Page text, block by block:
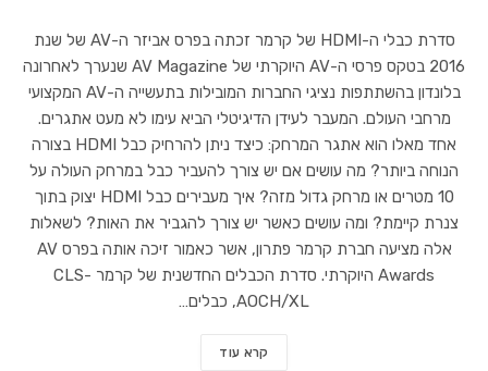
סדרת כבלי ה-HDMI של קרמר זכתה בפרס אביזר ה-AV של שנת
2016 בטקס פרסי ה-AV היוקרתי של AV Magazine שנערך לאחרונה
בלונדון בהשתתפות נציגי החברות המובילות בתעשייה ה-AV המקצועי
מרחבי העולם. המעבר לעידן הדיגיטלי הביא עימו לא מעט אתגרים.
אחד מאלו הוא אתגר המרחק: כיצד ניתן להרחיק כבל HDMI בצורה
הנוחה ביותר? מה עושים אם יש צורך להעביר כבל במרחק העולה על
10 מטרים או מרחק גדול מזה? איך מעבירים כבל HDMI יצוק בתוך
צנרת קיימת? ומה עושים כאשר יש צורך להגביר את האות? לשאלות
אלה מציעה חברת קרמר פתרון, אשר כאמור זיכה אותה בפרס AV
Awards היוקרתי. סדרת הכבלים החדשנית של קרמר CLS-
AOCH/XL, כבלים…
קרא עוד